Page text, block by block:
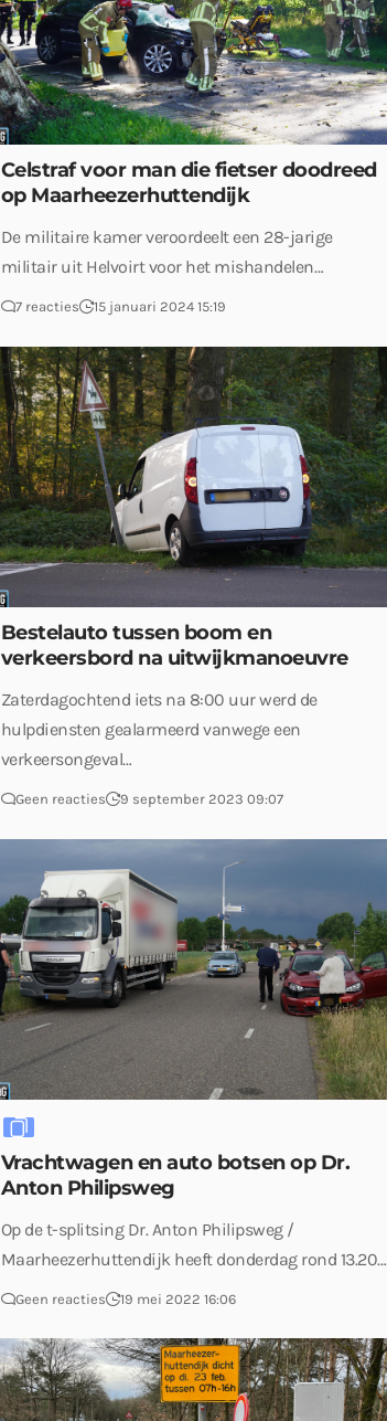
Celstraf voor man die fietser doodreed
op Maarheezerhuttendijk
De militaire kamer veroordeelt een 28-jarige
militair uit Helvoirt voor het mishandelen…
7 reacties 15 januari 2024 15:19
Bestelauto tussen boom en
verkeersbord na uitwijkmanoeuvre
Zaterdagochtend iets na 8:00 uur werd de
hulpdiensten gealarmeerd vanwege een
verkeersongeval…
Geen reacties 9 september 2023 09:07
Vrachtwagen en auto botsen op Dr.
Anton Philipsweg
Op de t-splitsing Dr. Anton Philipsweg /
Maarheezerhuttendijk heeft donderdag rond 13.20…
Geen reacties 19 mei 2022 16:06